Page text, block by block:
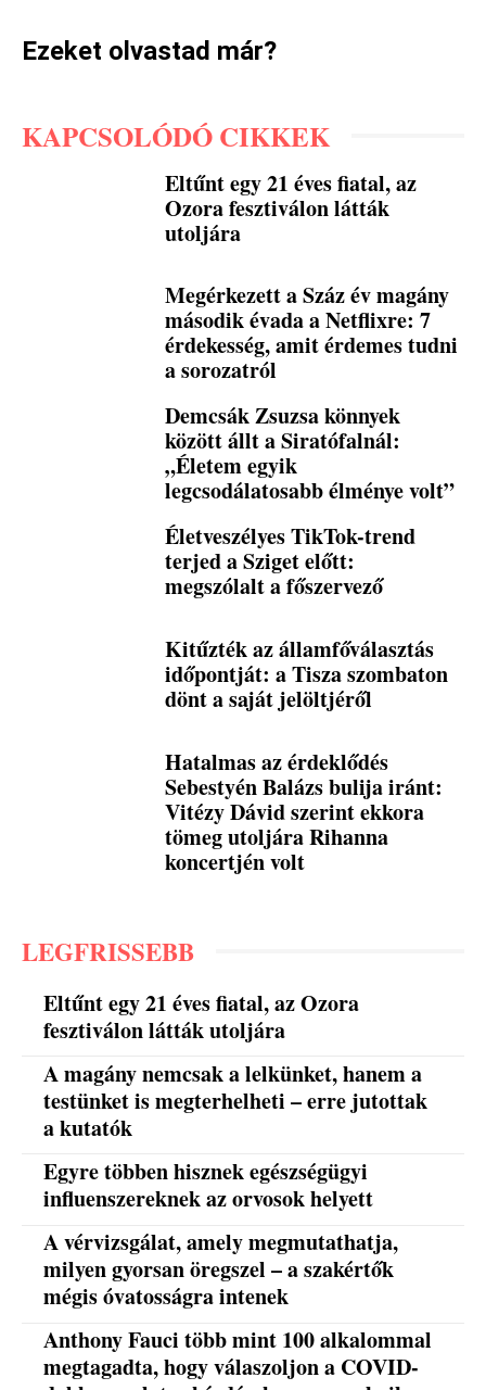
Ezeket olvastad már?
KAPCSOLÓDÓ CIKKEK
Eltűnt egy 21 éves fiatal, az
Ozora fesztiválon látták
utoljára
Megérkezett a Száz év magány
második évada a Netflixre: 7
érdekesség, amit érdemes tudni
a sorozatról
Demcsák Zsuzsa könnyek
között állt a Siratófalnál:
„Életem egyik
legcsodálatosabb élménye volt”
Életveszélyes TikTok-trend
terjed a Sziget előtt:
megszólalt a főszervező
Kitűzték az államfőválasztás
időpontját: a Tisza szombaton
dönt a saját jelöltjéről
Hatalmas az érdeklődés
Sebestyén Balázs bulija iránt:
Vitézy Dávid szerint ekkora
tömeg utoljára Rihanna
koncertjén volt
LEGFRISSEBB
Eltűnt egy 21 éves fiatal, az Ozora
fesztiválon látták utoljára
A magány nemcsak a lelkünket, hanem a
testünket is megterhelheti – erre jutottak
a kutatók
Egyre többen hisznek egészségügyi
influenszereknek az orvosok helyett
A vérvizsgálat, amely megmutathatja,
milyen gyorsan öregszel – a szakértők
mégis óvatosságra intenek
Anthony Fauci több mint 100 alkalommal
megtagadta, hogy válaszoljon a COVID-